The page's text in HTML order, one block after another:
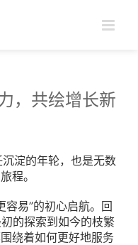
，共绘增长新
淀的年轮，也是无数
程。
容易”的初心启航。 回
的探索到如今的枝繁
绕着如何更好地服务